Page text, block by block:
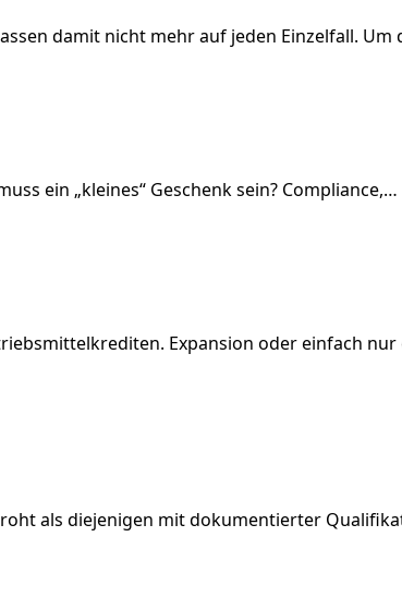
damit nicht mehr auf jeden Einzelfall.
ein „kleines“ Geschenk sein? Compliance,…
Expansion oder einfach
als diejenigen mit dokumentierter